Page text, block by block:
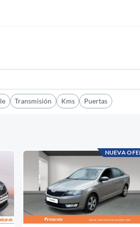
Transmisión Kms Puertas
NUEVA